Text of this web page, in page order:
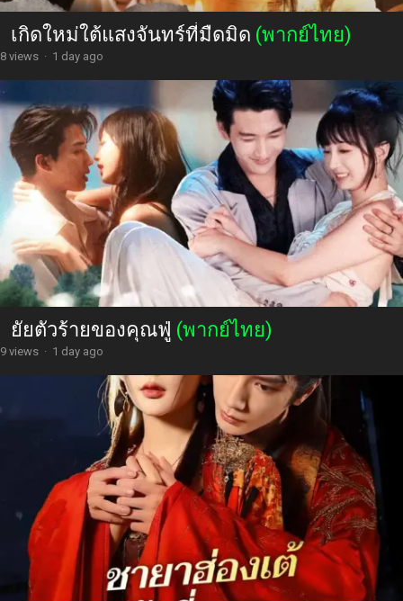
เกิดใหม่ใต้แสงจันทร์ที่มืดมิด (พากย์ไทย)
8 views · 1 day ago
ยัยตัวร้ายของคุณฟู่ (พากย์ไทย)
9 views · 1 day ago